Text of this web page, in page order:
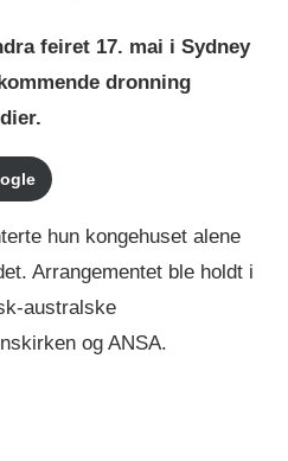
feiret 17. mai i Sydney
dronning
hun kongehuset alene
Arrangementet ble holdt i
australske
og ANSA.